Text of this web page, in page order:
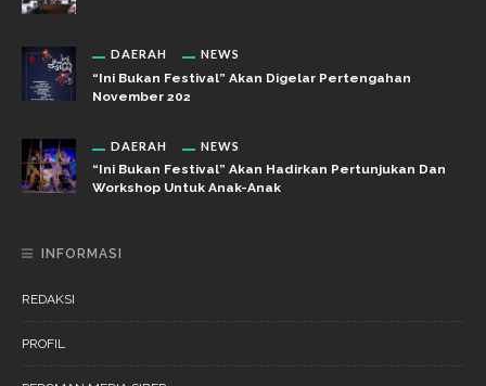
DAERAH NEWS
“Ini Bukan Festival” Akan Digelar Pertengahan
November 202
DAERAH NEWS
“Ini Bukan Festival” Akan Hadirkan Pertunjukan Dan
Workshop Untuk Anak-Anak
INFORMASI
REDAKSI
PROFIL